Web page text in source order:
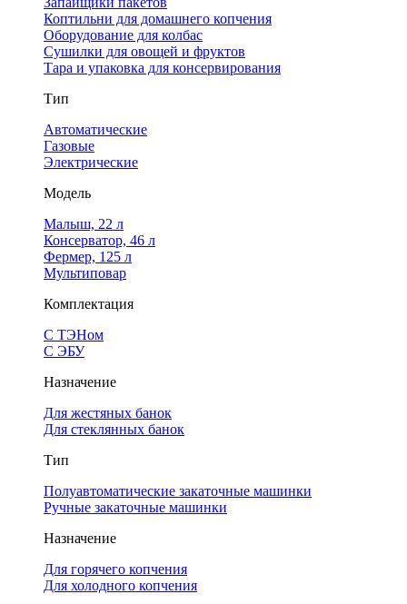
Коптильни для домашнего копчения
Оборудование для колбас
Сушилки для овощей и фруктов
Тара и упаковка для консервирования
Тип
Автоматические
Газовые
Электрические
Модель
Малыш, 22 л
Консерватор, 46 л
Фермер, 125 л
Мультиповар
Комплектация
С ТЭНом
С ЭБУ
Назначение
Для жестяных банок
Для стеклянных банок
Тип
Полуавтоматические закаточные машинки
Ручные закаточные машинки
Назначение
Для горячего копчения
Для холодного копчения